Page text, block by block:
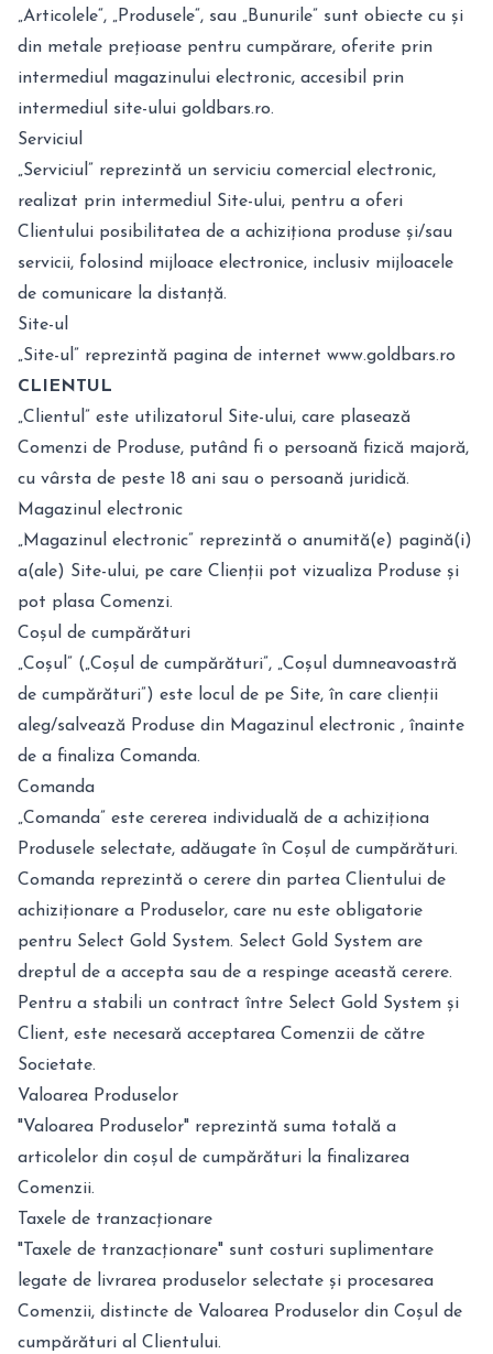
„Articolele“, „Produsele“, sau „Bunurile” sunt obiecte cu și
din metale prețioase pentru cumpărare, oferite prin
intermediul magazinului electronic, accesibil prin
intermediul site-ului goldbars.ro.
Serviciul
„Serviciul” reprezintă un serviciu comercial electronic,
realizat prin intermediul Site-ului, pentru a oferi
Clientului posibilitatea de a achiziționa produse și/sau
servicii, folosind mijloace electronice, inclusiv mijloacele
de comunicare la distanță.
Site-ul
„Site-ul” reprezintă pagina de internet www.goldbars.ro
CLIENTUL
„Clientul” este utilizatorul Site-ului, care plasează
Comenzi de Produse, putând fi o persoană fizică majoră,
cu vârsta de peste 18 ani sau o persoană juridică.
Magazinul electronic
„Magazinul electronic” reprezintă o anumită(e) pagină(i)
a(ale) Site-ului, pe care Clienții pot vizualiza Produse și
pot plasa Comenzi.
Coșul de cumpărături
„Coșul” („Coșul de cumpărături”, „Coșul dumneavoastră
de cumpărături”) este locul de pe Site, în care clienții
aleg/salvează Produse din Magazinul electronic , înainte
de a finaliza Comanda.
Comanda
„Comanda” este cererea individuală de a achiziționa
Produsele selectate, adăugate în Coșul de cumpărături.
Comanda reprezintă o cerere din partea Clientului de
achiziționare a Produselor, care nu este obligatorie
pentru Select Gold System. Select Gold System are
dreptul de a accepta sau de a respinge această cerere.
Pentru a stabili un contract între Select Gold System și
Client, este necesară acceptarea Comenzii de către
Societate.
Valoarea Produselor
"Valoarea Produselor" reprezintă suma totală a
articolelor din coșul de cumpărături la finalizarea
Comenzii.
Taxele de tranzacționare
"Taxele de tranzacționare" sunt costuri suplimentare
legate de livrarea produselor selectate și procesarea
Comenzii, distincte de Valoarea Produselor din Coșul de
cumpărături al Clientului.